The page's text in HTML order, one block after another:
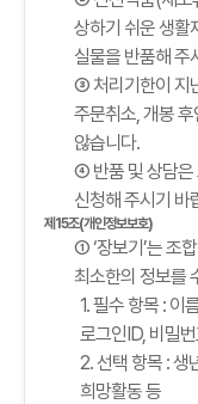
상하기 쉬운 생활
실물을 반품해 주
③ 처리기한이 지
주문취소, 개봉
않습니다.
④ 반품 및 상담은
신청해 주시기 바
제15조(개인정보보호)
① ‘장보기’는 조
최소한의 정보를
1. 필수 항목 : 이
로그인ID, 비밀
2. 선택 항목 : 생
희망활동 등